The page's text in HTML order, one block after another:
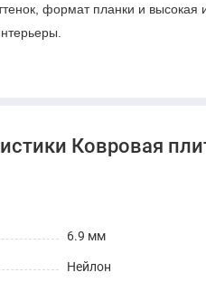
формат планки и высокая
Ковровая
6.9 мм
Нейлон